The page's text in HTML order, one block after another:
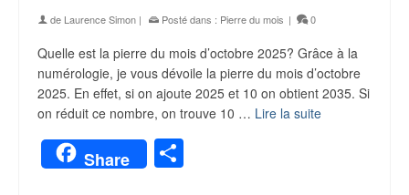
de Laurence Simon | Posté dans : Pierre du mois | 0
Quelle est la pierre du mois d’octobre 2025? Grâce à la
numérologie, je vous dévoile la pierre du mois d’octobre
2025. En effet, si on ajoute 2025 et 10 on obtient 2035. Si
on réduit ce nombre, on trouve 10 … Lire la suite
Share